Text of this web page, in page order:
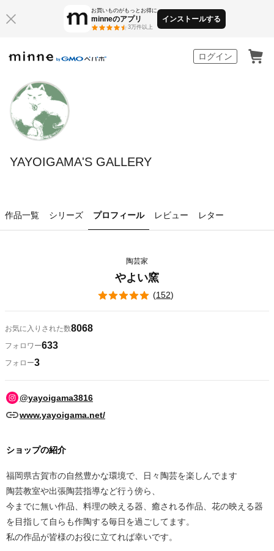
お買いものがもっとお得に
minneのアプリ
3万件以上
インストールする
ログイン
YAYOIGAMA'S GALLERY
作品一覧 シリーズ プロフィール レビュー レター
陶芸家
やよい窯
(152)
お気に入りされた数8068
フォロワー633
フォロー3
@yayoigama3816
www.yayoigama.net/
ショップの紹介
福岡県古賀市の自然豊かな環境で、日々陶芸を楽しんでます
陶芸教室や出張陶芸指導など行う傍ら、
今までに無い作品、料理の映える器、癒される作品、花の映える器
を目指して自らも作陶する毎日を過ごしてます。
私の作品が皆様のお役に立てれば幸いです。